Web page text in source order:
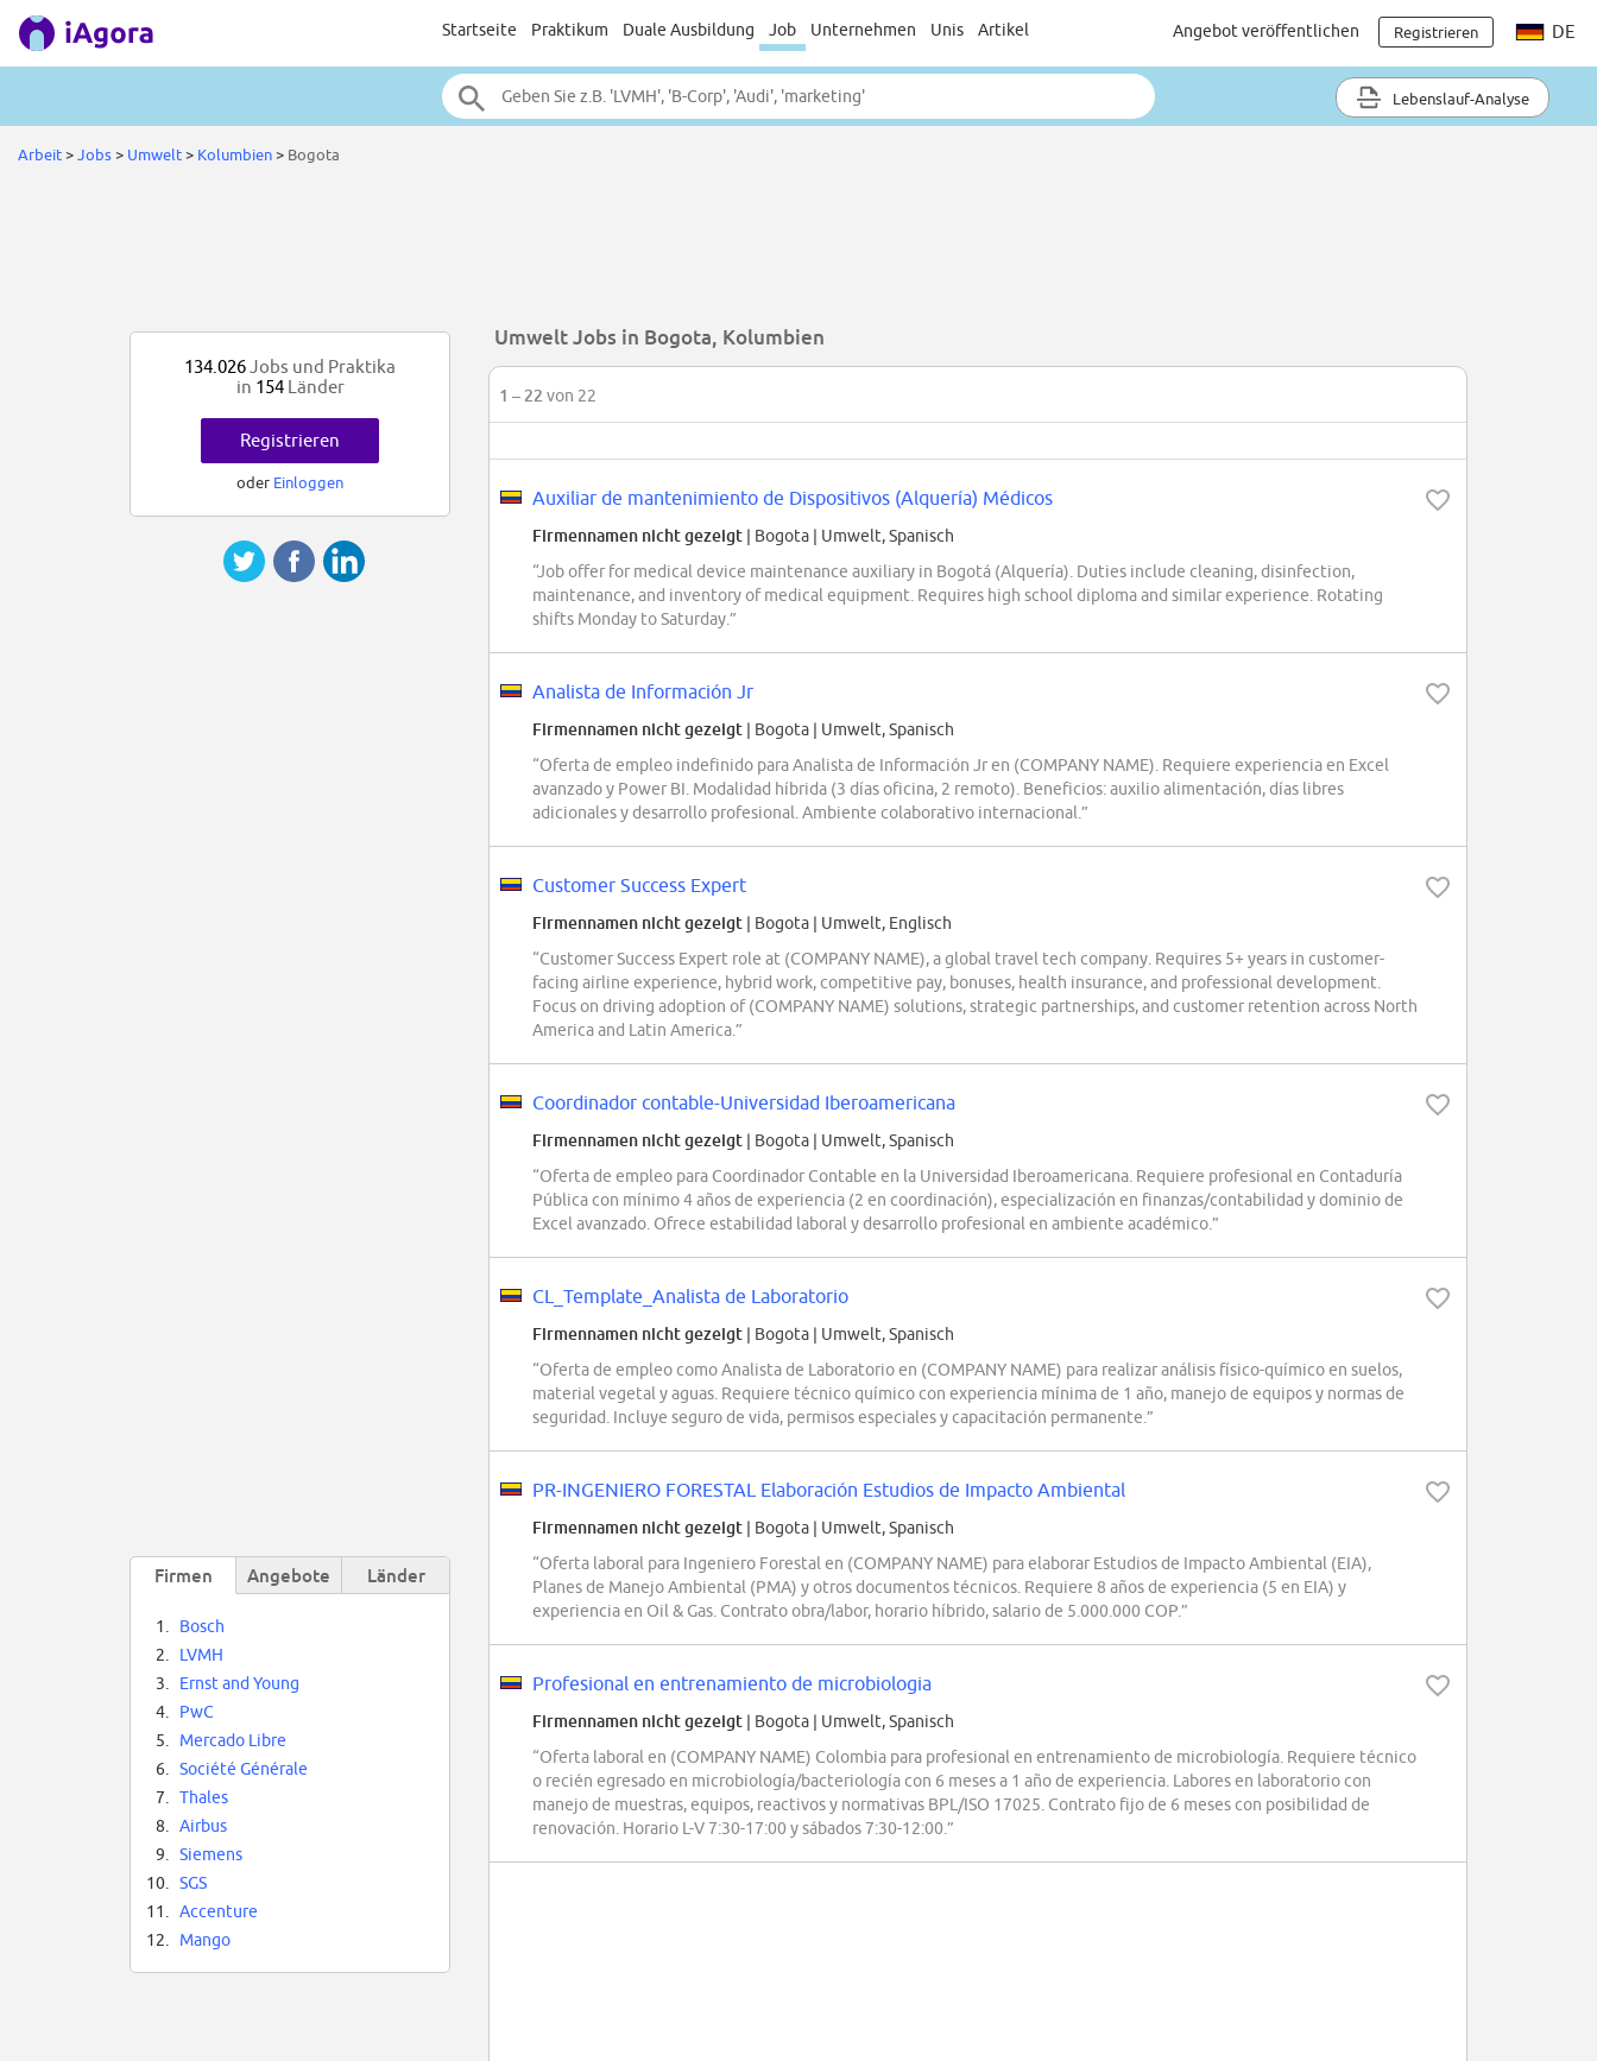
Startseite Praktikum Duale Ausbildung Job Unternehmen Unis Artikel Angebot veröffentlichen Registrieren DE
Lebenslauf-Analyse
Arbeit>Jobs> Umwelt> Kolumbien> Bogota
Umwelt Jobs in Bogota, Kolumbien
1 – 22 von 22
Auxiliar de mantenimiento de Dispositivos (Alquería) Médicos
Firmennamen nicht gezeigt | Bogota | Umwelt, Spanisch
“Job offer for medical device maintenance auxiliary in Bogotá (Alquería). Duties include cleaning, disinfection,
maintenance, and inventory of medical equipment. Requires high school diploma and similar experience. Rotating
shifts Monday to Saturday.”
Analista de Información Jr
Firmennamen nicht gezeigt | Bogota | Umwelt, Spanisch
“Oferta de empleo indefinido para Analista de Información Jr en (COMPANY NAME). Requiere experiencia en Excel
avanzado y Power BI. Modalidad híbrida (3 días oficina, 2 remoto). Beneficios: auxilio alimentación, días libres
adicionales y desarrollo profesional. Ambiente colaborativo internacional.”
Customer Success Expert
Firmennamen nicht gezeigt | Bogota | Umwelt, Englisch
“Customer Success Expert role at (COMPANY NAME), a global travel tech company. Requires 5+ years in customer-
facing airline experience, hybrid work, competitive pay, bonuses, health insurance, and professional development.
Focus on driving adoption of (COMPANY NAME) solutions, strategic partnerships, and customer retention across North
America and Latin America.”
Coordinador contable-Universidad Iberoamericana
Firmennamen nicht gezeigt | Bogota | Umwelt, Spanisch
“Oferta de empleo para Coordinador Contable en la Universidad Iberoamericana. Requiere profesional en Contaduría
Pública con mínimo 4 años de experiencia (2 en coordinación), especialización en finanzas/contabilidad y dominio de
Excel avanzado. Ofrece estabilidad laboral y desarrollo profesional en ambiente académico.”
CL_Template_Analista de Laboratorio
Firmennamen nicht gezeigt | Bogota | Umwelt, Spanisch
“Oferta de empleo como Analista de Laboratorio en (COMPANY NAME) para realizar análisis físico-químico en suelos,
material vegetal y aguas. Requiere técnico químico con experiencia mínima de 1 año, manejo de equipos y normas de
seguridad. Incluye seguro de vida, permisos especiales y capacitación permanente.”
PR-INGENIERO FORESTAL Elaboración Estudios de Impacto Ambiental
Firmennamen nicht gezeigt | Bogota | Umwelt, Spanisch
“Oferta laboral para Ingeniero Forestal en (COMPANY NAME) para elaborar Estudios de Impacto Ambiental (EIA),
Planes de Manejo Ambiental (PMA) y otros documentos técnicos. Requiere 8 años de experiencia (5 en EIA) y
experiencia en Oil & Gas. Contrato obra/labor, horario híbrido, salario de 5.000.000 COP.”
Profesional en entrenamiento de microbiologia
Firmennamen nicht gezeigt | Bogota | Umwelt, Spanisch
“Oferta laboral en (COMPANY NAME) Colombia para profesional en entrenamiento de microbiología. Requiere técnico
o recién egresado en microbiología/bacteriología con 6 meses a 1 año de experiencia. Labores en laboratorio con
manejo de muestras, equipos, reactivos y normativas BPL/ISO 17025. Contrato fijo de 6 meses con posibilidad de
renovación. Horario L-V 7:30-17:00 y sábados 7:30-12:00.”
134.026Jobs und Praktika
in 154Länder
Registrieren
oder Einloggen
Firmen Angebote Länder
1.
Bosch
2.
LVMH
3.
Ernst and Young
4.
PwC
5.
Mercado Libre
6.
Société Générale
7.
Thales
8.
Airbus
9.
Siemens
10.
SGS
11.
Accenture
12.
Mango